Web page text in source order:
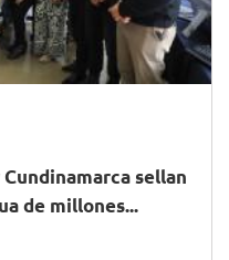
sellan
de millones...